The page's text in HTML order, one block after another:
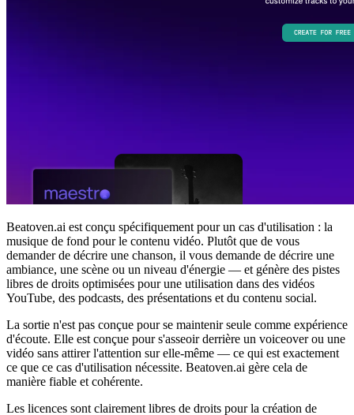
Beatoven.ai est conçu spécifiquement pour un cas d'utilisation : la
musique de fond pour le contenu vidéo. Plutôt que de vous
demander de décrire une chanson, il vous demande de décrire une
ambiance, une scène ou un niveau d'énergie — et génère des pistes
libres de droits optimisées pour une utilisation dans des vidéos
YouTube, des podcasts, des présentations et du contenu social.
La sortie n'est pas conçue pour se maintenir seule comme expérience
d'écoute. Elle est conçue pour s'asseoir derrière un voiceover ou une
vidéo sans attirer l'attention sur elle-même — ce qui est exactement
ce que ce cas d'utilisation nécessite. Beatoven.ai gère cela de
manière fiable et cohérente.
Les licences sont clairement libres de droits pour la création de